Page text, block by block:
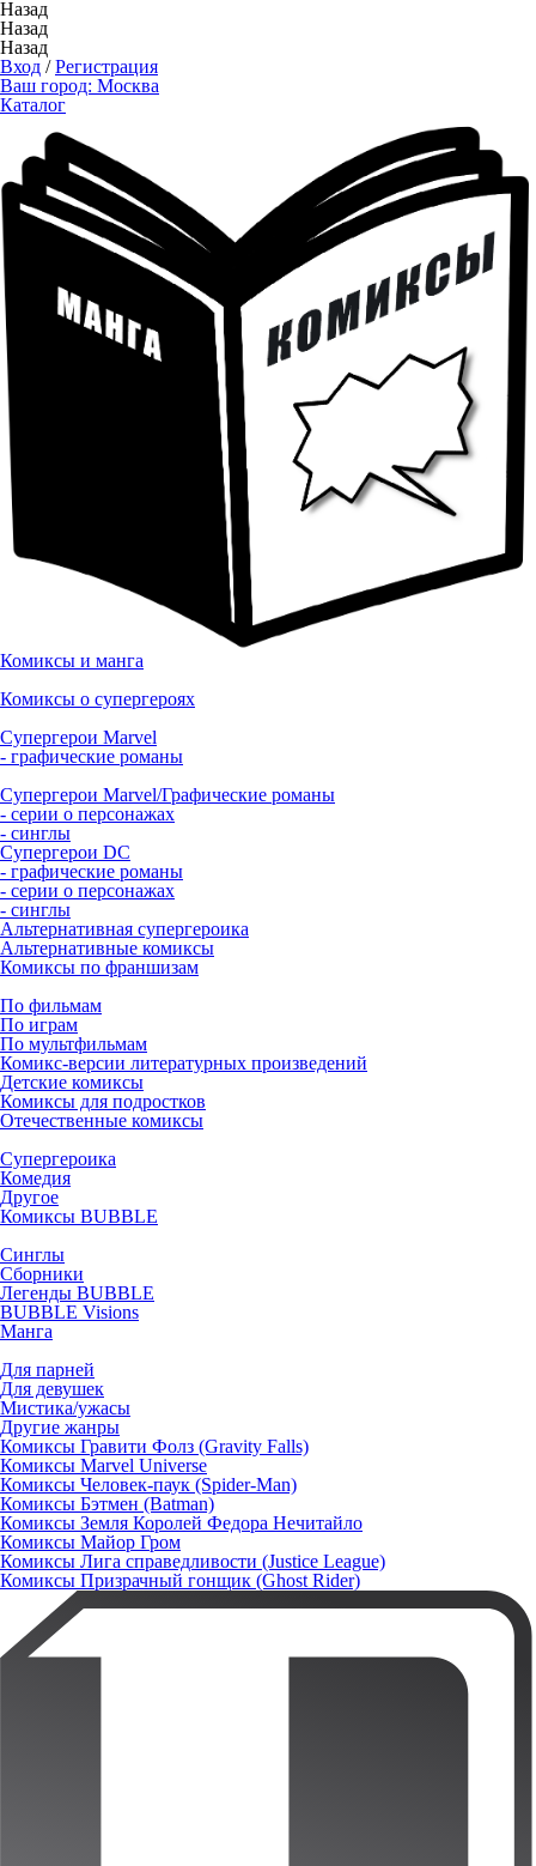
Назад
Назад
Назад
Вход /Регистрация
Ваш город: Москва
Каталог
Комиксы и манга
Комиксы о супергероях
Супергерои Marvel
- графические романы
Супергерои Marvel/Графические романы
- серии о персонажах
- синглы
Супергерои DC
- графические романы
- серии о персонажах
- синглы
Альтернативная супергероика
Альтернативные комиксы
Комиксы по франшизам
По фильмам
По играм
По мультфильмам
Комикс-версии литературных произведений
Детские комиксы
Комиксы для подростков
Отечественные комиксы
Супергероика
Комедия
Другое
Комиксы BUBBLE
Синглы
Сборники
Легенды BUBBLE
BUBBLE Visions
Манга
Для парней
Для девушек
Мистика/ужасы
Другие жанры
Комиксы Гравити Фолз (Gravity Falls)
Комиксы Marvel Universe
Комиксы Человек-паук (Spider-Man)
Комиксы Бэтмен (Batman)
Комиксы Земля Королей Федора Нечитайло
Комиксы Майор Гром
Комиксы Лига справедливости (Justice League)
Комиксы Призрачный гонщик (Ghost Rider)